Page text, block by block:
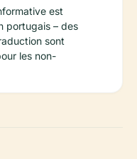
est
portugais – des
sont
les non-